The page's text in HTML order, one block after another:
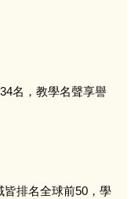
名，教學名聲享譽
排名全球前50，學